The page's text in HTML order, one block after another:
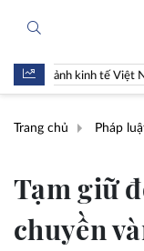
cảnh kinh tế Việt Nam 5
Trang chủ Pháp
Tạm giữ
chuyền